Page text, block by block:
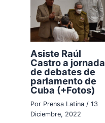
Asiste Raúl
Castro a jornada
de debates de
parlamento de
Cuba (+Fotos)
Por Prensa Latina/13
Diciembre, 2022